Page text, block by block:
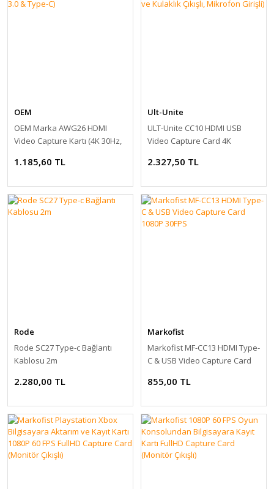
OEM
OEM Marka AWG26 HDMI
Video Capture Kartı (4K 30Hz,
1.185,60 TL
Ult-Unite
ULT-Unite CC10 HDMI USB
Video Capture Card 4K
Mikrofon Girişli)
2.327,50 TL
Rode
Rode SC27 Type-c Bağlantı
Kablosu 2m
2.280,00 TL
Markofist
Markofist MF-CC13 HDMI Type-
C & USB Video Capture Card
855,00 TL